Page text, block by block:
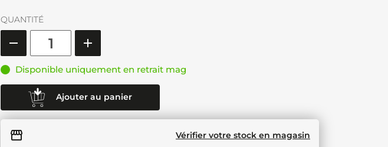
QUANTITÉ
Disponible uniquement en retrait mag
Ajouter au panier
Vérifier votre stock en magasin